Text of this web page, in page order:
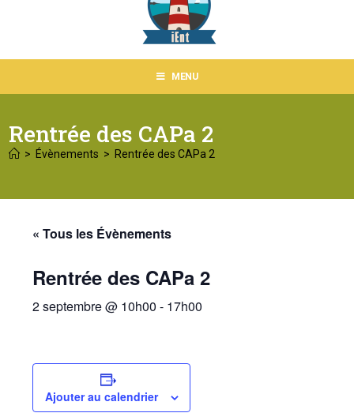
MENU
Rentrée des CAPa 2
> Évènements > Rentrée des CAPa 2
« Tous les Évènements
Rentrée des CAPa 2
2 septembre @ 10h00 - 17h00
Ajouter au calendrier